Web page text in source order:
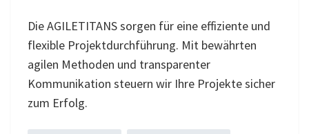
Die AGILETITANS sorgen für eine effiziente und
flexible Projektdurchführung. Mit bewährten
agilen Methoden und transparenter
Kommunikation steuern wir Ihre Projekte sicher
zum Erfolg.